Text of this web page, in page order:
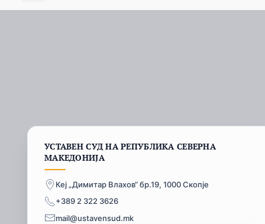
УСТАВЕН СУД НА РЕПУБЛИКА СЕВЕРНА
МАКЕДОНИЈА
Кеј „Димитар Влахов“ бр.19, 1000 Скопје
+389 2 322 3626
mail@ustavensud.mk